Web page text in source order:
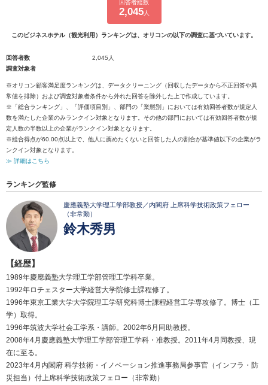
回答者総数
2,045人
このビジネスホテル（観光利用）ランキングは、オリコンの以下の調査に基づいています。
回答者数
2,045人
調査対象者
※オリコン顧客満足度ランキングは、データクリーニング（回収したデータから不正回答や異
常値を排除）および調査対象者条件から外れた回答を除外した上で作成しています。
※「総合ランキング」、「評価項目別」、部門の「業態別」においては有効回答者数が規定人
数を満たした企業のみランクイン対象となります。その他の部門においては有効回答者数が規
定人数の半数以上の企業がランクイン対象となります。
※総合得点が60.00点以上で、他人に薦めたくないと回答した人の割合が基準値以下の企業がラ
ンクイン対象となります。
≫ 詳細はこちら
ランキング監修
慶應義塾大学理工学部教授／内閣府 上席科学技術政策フェロー
（非常勤）
鈴木秀男
【経歴】
1989年慶應義塾大学理工学部管理工学科卒業。
1992年ロチェスター大学経営大学院修士課程修了。
1996年東京工業大学大学院理工学研究科博士課程経営工学専攻修了。博士（工
学）取得。
1996年筑波大学社会工学系・講師。2002年6月同助教授。
2008年4月慶應義塾大学理工学部管理工学科・准教授。2011年4月同教授、現
在に至る。
2023年4月内閣府 科学技術・イノベーション推進事務局参事官（インフラ・防
災担当）付上席科学技術政策フェロー（非常勤）